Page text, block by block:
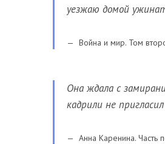
уезжаю домой
Война и мир. Том
Она ждала с
кадрили не
Анна Каренина. Часть